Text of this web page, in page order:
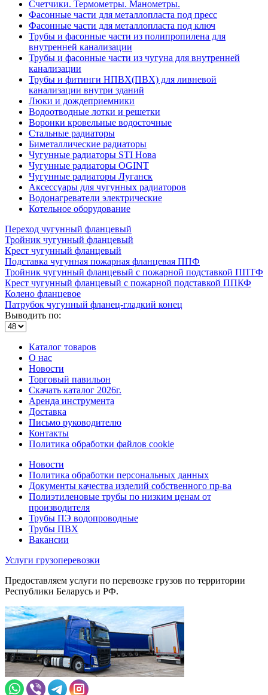
Счетчики. Термометры. Манометры.
Фасонные части для металлопласта под пресс
Фасонные части для металлопласта под ключ
Трубы и фасонные части из полипропилена для
внутренней канализации
Трубы и фасонные части из чугуна для внутренней
канализации
Трубы и фитинги НПВХ(ПВХ) для ливневой
канализации внутри зданий
Люки и дождеприемники
Водоотводные лотки и решетки
Воронки кровельные водосточные
Стальные радиаторы
Биметаллические радиаторы
Чугунные радиаторы STI Нова
Чугунные радиаторы OGINT
Чугунные радиаторы Луганск
Аксессуары для чугунных радиаторов
Водонагреватели электрические
Котельное оборудование
Переход чугунный фланцевый
Тройник чугунный фланцевый
Крест чугунный фланцевый
Подставка чугунная пожарная фланцевая ППФ
Тройник чугунный фланцевый с пожарной подставкой ППТФ
Крест чугунный фланцевый с пожарной подставкой ППКФ
Колено фланцевое
Патрубок чугунный фланец-гладкий конец
Выводить по:
Каталог товаров
О нас
Новости
Торговый павильон
Скачать каталог 2026г.
Аренда инструмента
Доставка
Письмо руководителю
Контакты
Политика обработки файлов cookie
Новости
Политика обработки персональных данных
Документы качества изделий собственного пр-ва
Полиэтиленовые трубы по низким ценам от
производителя
Трубы ПЭ водопроводные
Трубы ПВХ
Вакансии
Услуги грузоперевозки
Предоставляем услуги по перевозке грузов по территории
Республики Беларусь и РФ.